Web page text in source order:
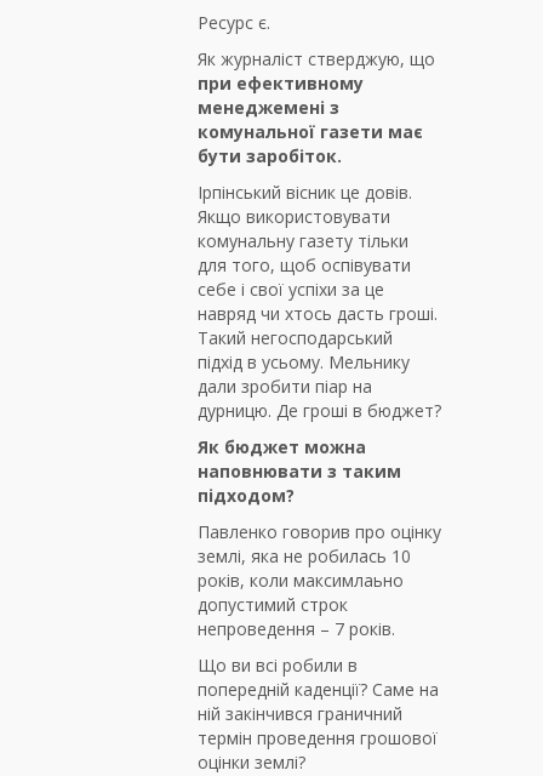
Ресурс є.
Як журналіст стверджую, що
при ефективному
менеджемені з
комунальної газети має
бути заробіток.
Ірпінський вісник це довів.
Якщо використовувати
комунальну газету тільки
для того, щоб оспівувати
себе і свої успіхи за це
навряд чи хтось дасть гроші.
Такий негосподарський
підхід в усьому. Мельнику
дали зробити піар на
дурницю. Де гроші в бюджет?
Як бюджет можна
наповнювати з таким
підходом?
Павленко говорив про оцінку
землі, яка не робилась 10
років, коли максимлаьно
допустимий строк
непроведення – 7 років.
Що ви всі робили в
попередній каденції? Саме на
ній закінчився граничний
термін проведення грошової
оцінки землі?